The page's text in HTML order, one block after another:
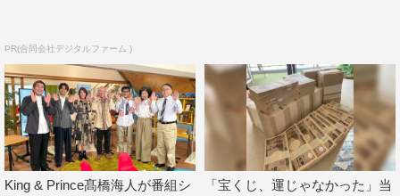
今回の収録は僕自身、ものすごく楽しめたので、きっと視
聴者のみなさんにも同じように楽しんでもらえると思いま
す。絶対に“面白い時間になる”と断言できますので、ぜひ
テレビの前で楽しみに待っていただけたらと思います！
小峠英二 コメント
PR(合同会社デジタルファーム )
King & Prince髙橋海人が番組シ
「宝くじ、運じゃなかった」当